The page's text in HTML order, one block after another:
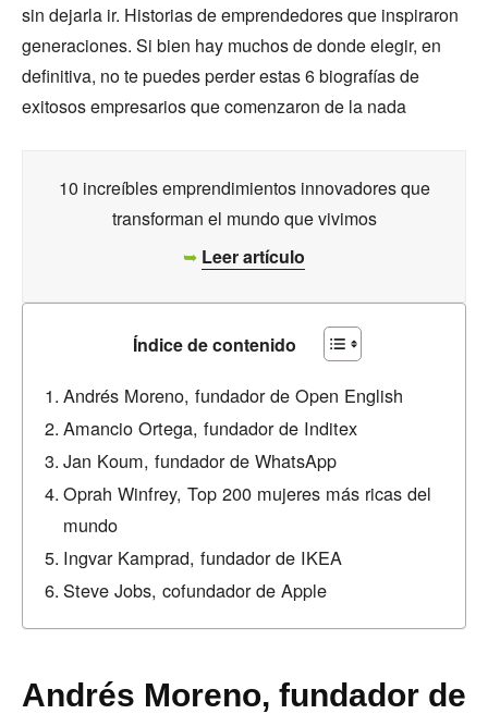
sin dejarla ir. Historias de emprendedores que inspiraron
generaciones. Si bien hay muchos de donde elegir, en
definitiva, no te puedes perder estas 6 biografías de
exitosos empresarios que comenzaron de la nada
10 increíbles emprendimientos innovadores que
transforman el mundo que vivimos
➥ Leer artículo
Índice de contenido
Andrés Moreno, fundador de Open English
Amancio Ortega, fundador de Inditex
Jan Koum, fundador de WhatsApp
Oprah Winfrey, Top 200 mujeres más ricas del
mundo
Ingvar Kamprad, fundador de IKEA
Steve Jobs, cofundador de Apple
Andrés Moreno, fundador de